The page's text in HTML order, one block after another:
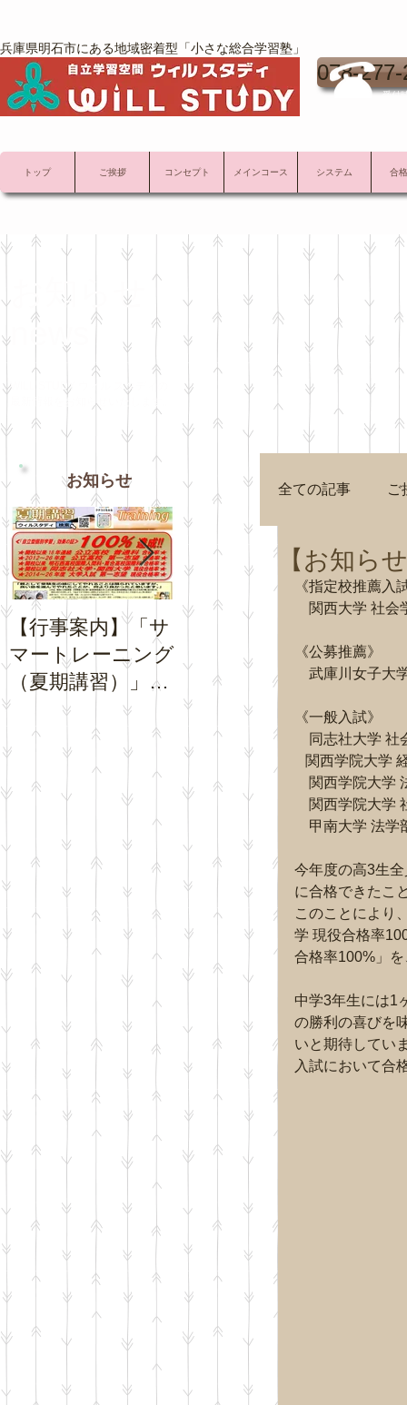
兵庫県明石市にある地域密着型「小さな総合学習塾」
078-
受付
トップ ご挨拶 コンセプト メインコース システム 合
お知らせ
news
WILL STUDY ウィル スタディの
最新情報をお知らせいたします。
お知らせ
【行事案内】「サ
マートレーニング
（夏期講習）」の
お申込受付を開始
いたします。
み期間中の「通常
トレーニング」の
日程について
プロ
チコ
さい。
全ての記事 ご
【お知ら
《指定校推薦入
関西大学 社会
《公募推薦》
武庫川女子大
《一般入試》
同志社大学 社
関西学院大学
関西学院大学
関西学院大学
甲南大学 法
今年度の高3生
に合格できたこ
このことにより
学 現役合格率
合格率100%」
中学3年生には1
の勝利の喜びを
いと期待してい
入試において合